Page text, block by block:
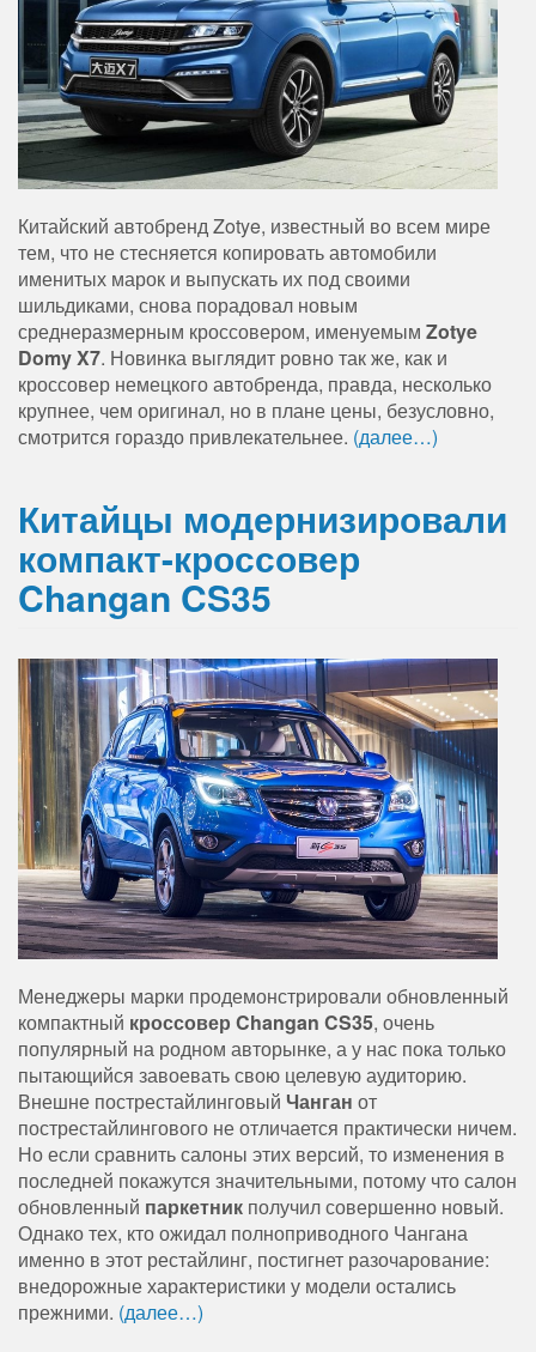
Китайский автобренд Zotye, известный во всем мире
тем, что не стесняется копировать автомобили
именитых марок и выпускать их под своими
шильдиками, снова порадовал новым
среднеразмерным кроссовером, именуемым Zotye
Domy X7. Новинка выглядит ровно так же, как и
кроссовер немецкого автобренда, правда, несколько
крупнее, чем оригинал, но в плане цены, безусловно,
смотрится гораздо привлекательнее. (далее…)
Китайцы модернизировали
компакт-кроссовер
Changan CS35
Менеджеры марки продемонстрировали обновленный
компактный кроссовер Changan CS35, очень
популярный на родном авторынке, а у нас пока только
пытающийся завоевать свою целевую аудиторию.
Внешне пострестайлинговый Чанган от
пострестайлингового не отличается практически ничем.
Но если сравнить салоны этих версий, то изменения в
последней покажутся значительными, потому что салон
обновленный паркетник получил совершенно новый.
Однако тех, кто ожидал полноприводного Чангана
именно в этот рестайлинг, постигнет разочарование:
внедорожные характеристики у модели остались
прежними. (далее…)